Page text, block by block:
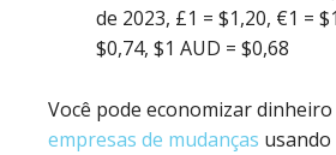
de 2023, £1 = $1,20, €1 =
$0,74, $1 AUD = $0,68
Você pode economizar
empresas de mudanças